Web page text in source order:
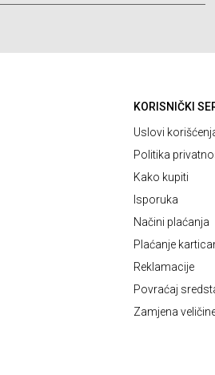
KORISNIČKI
Uslovi
Politika
Kako kupiti
Isporuka
Načini plaćanja
Plaćanje
Reklamacije
Povraćaj
Zamjena